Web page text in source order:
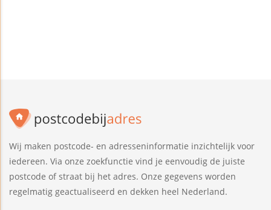
Wij maken postcode- en adresseninformatie inzichtelijk voor
iedereen. Via onze zoekfunctie vind je eenvoudig de juiste
postcode of straat bij het adres. Onze gegevens worden
regelmatig geactualiseerd en dekken heel Nederland.